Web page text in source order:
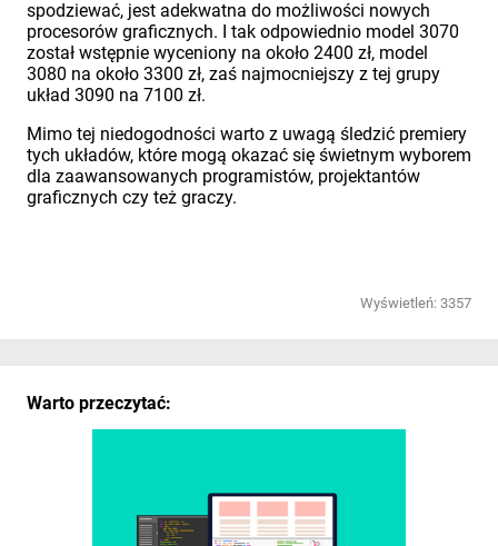
spodziewać, jest adekwatna do możliwości nowych
procesorów graficznych. I tak odpowiednio model 3070
został wstępnie wyceniony na około 2400 zł, model
3080 na około 3300 zł, zaś najmocniejszy z tej grupy
układ 3090 na 7100 zł.
Mimo tej niedogodności warto z uwagą śledzić premiery
tych układów, które mogą okazać się świetnym wyborem
dla zaawansowanych programistów, projektantów
graficznych czy też graczy.
Wyświetleń: 3357
Warto przeczytać: